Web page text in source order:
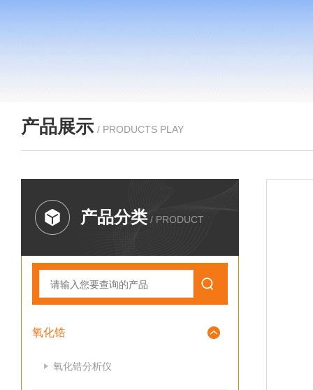
产品展示 / PRODUCTS PLAY
产品分类 / PRODUCT
氧化锆
氧化锆分析仪